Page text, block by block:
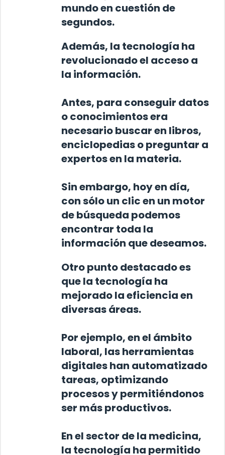
mundo en cuestión de
segundos.
Además, la tecnología ha
revolucionado el acceso a
la información.
Antes, para conseguir datos
o conocimientos era
necesario buscar en libros,
enciclopedias o preguntar a
expertos en la materia.
Sin embargo, hoy en día,
con sólo un clic en un motor
de búsqueda podemos
encontrar toda la
información que deseamos.
Otro punto destacado es
quela tecnología ha
mejorado la eficiencia en
diversas áreas.
Por ejemplo, en el ámbito
laboral, las herramientas
digitales han automatizado
tareas, optimizando
procesos y permitiéndonos
ser más productivos.
En el sector de la medicina,
la tecnología ha permitido